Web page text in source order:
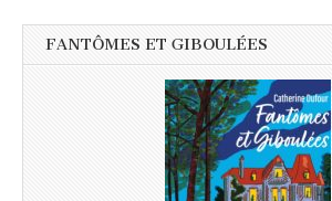
FANTÔMES ET GIBOULÉES